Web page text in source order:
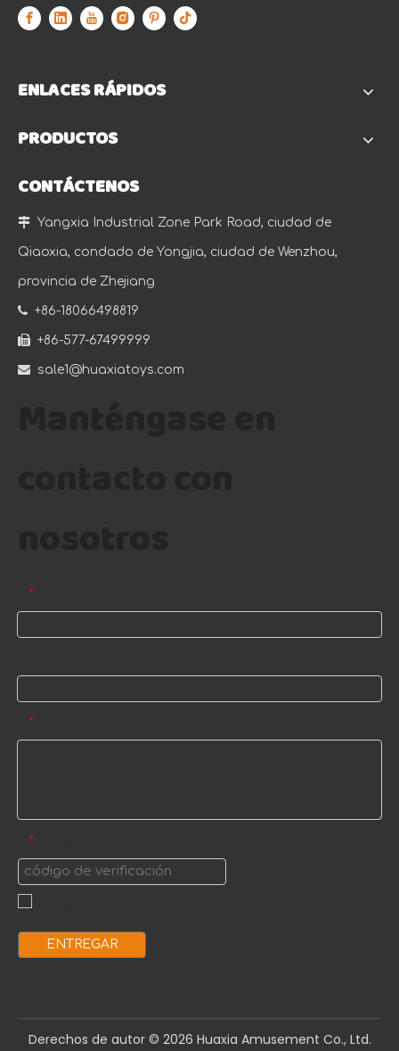
ENLACES RÁPIDOS
PRODUCTOS
CONTÁCTENOS
 Yangxia Industrial Zone Park Road, ciudad de
Qiaoxia, condado de Yongjia, ciudad de Wenzhou,
provincia de Zhejiang
 +86-18066498819
 +86-577-67499999
 sale1@huaxiatoys.com
*
*
*
ENTREGAR
Derechos de autor ©️ 2026 Huaxia Amusement Co., Ltd.